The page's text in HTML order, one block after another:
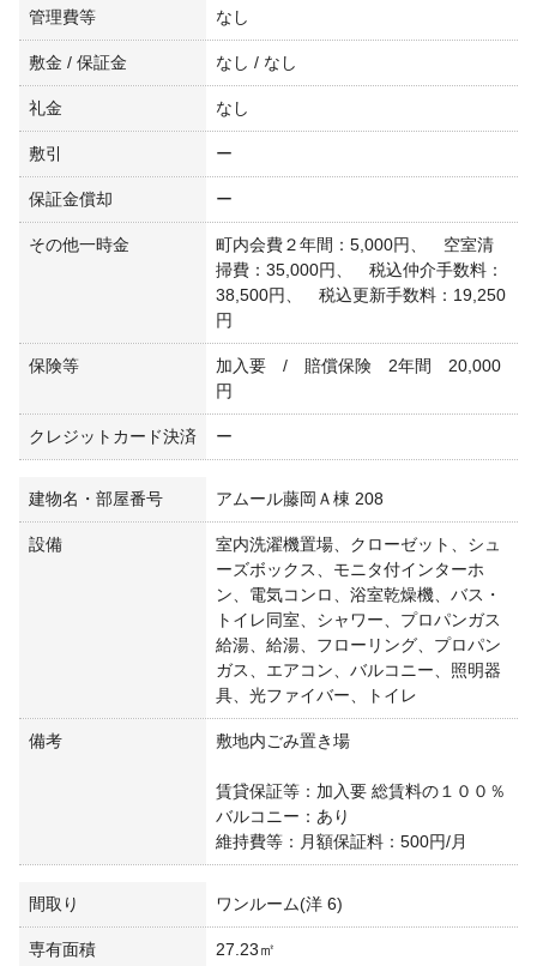
管理費等 なし
敷金 / 保証金 なし / なし
礼金 なし
敷引 ー
保証金償却 ー
その他一時金
町内会費２年間：5,000円、 空室清
掃費：35,000円、 税込仲介手数料：
38,500円、 税込更新手数料：19,250
円
保険等
加入要 / 賠償保険 2年間 20,000
円
クレジットカード決済 ー
建物名・部屋番号 アムール藤岡Ａ棟 208
設備
室内洗濯機置場、クローゼット、シュ
ーズボックス、モニタ付インターホ
ン、電気コンロ、浴室乾燥機、バス・
トイレ同室、シャワー、プロパンガス
給湯、給湯、フローリング、プロパン
ガス、エアコン、バルコニー、照明器
具、光ファイバー、トイレ
備考 敷地内ごみ置き場
賃貸保証等：加入要 総賃料の１００％
バルコニー：あり
維持費等：月額保証料：500円/月
間取り ワンルーム(洋 6)
専有面積 27.23㎡